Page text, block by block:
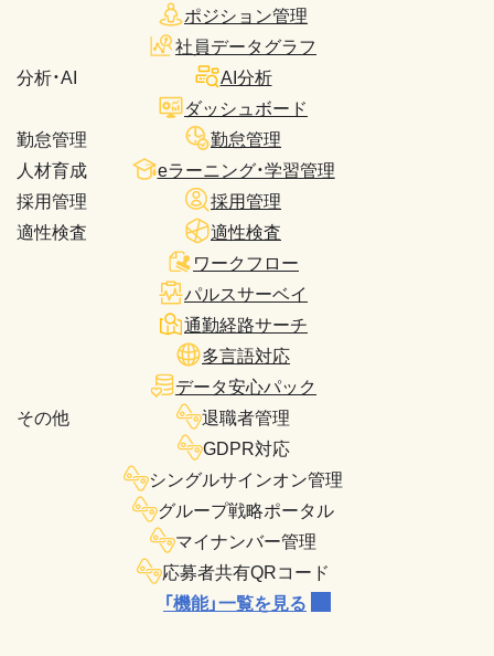
ポジション管理
分析・AI
社員データグラフ
AI分析
ダッシュボード
勤怠管理
勤怠管理
人材育成
eラーニング・学習管理
採用管理
採用管理
適性検査
適性検査
その他
ワークフロー
パルスサーベイ
通勤経路サーチ
多言語対応
データ安心パック
退職者管理
GDPR対応
シングルサインオン管理
グループ戦略ポータル
マイナンバー管理
応募者共有QRコード
「機能」一覧を見る